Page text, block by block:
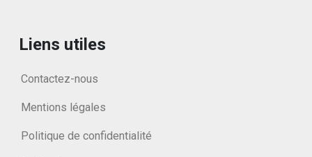
Liens utiles
Contactez-nous
Mentions légales
Politique de confidentialité